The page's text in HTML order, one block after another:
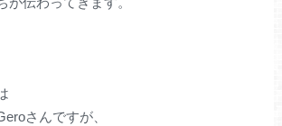
さんですが、